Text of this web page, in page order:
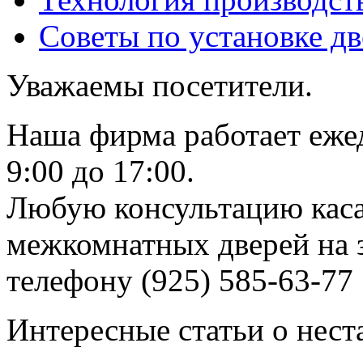
Советы по установке
Уважаемы посетители.
Наша фирма работает
9:00 до 17:00.
Любую консультацию
межкомнатных дверей на
телефону (925) 585-63-77
Интересные статьи о